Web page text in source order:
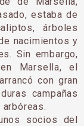
estaba de
árboles
nacimientos y
Sin embargo,
Marsella, el
con gran
campañas
socios del